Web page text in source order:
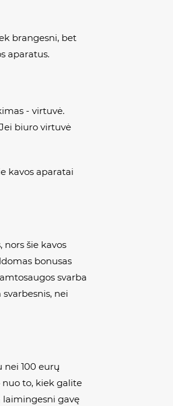
brangesni, bet
aparatus.
- virtuvė.
biuro virtuvė
kavos aparatai
šie kavos
bonusas
svarba
nei
nei 100 eurų
to, kiek galite
laimingesni gavę